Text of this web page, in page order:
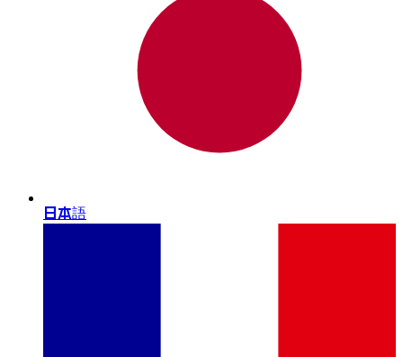
日本語